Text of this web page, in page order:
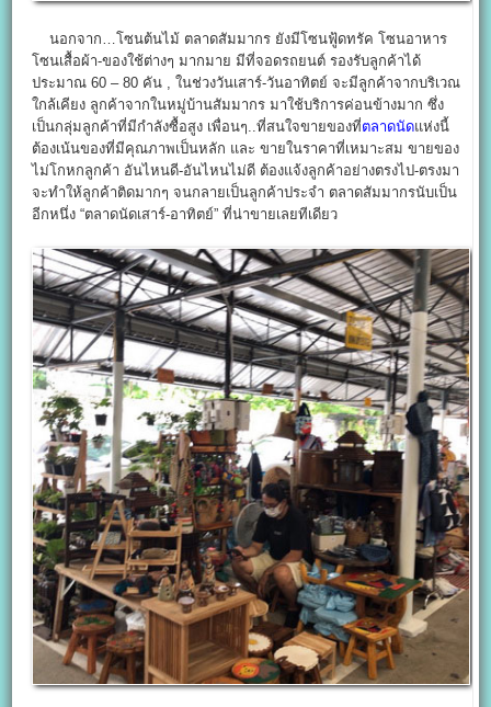
นอกจาก…โซนต้นไม้ ตลาดสัมมากร ยังมีโซนฟู้ดทรัค โซนอาหาร
โซนเสื้อผ้า-ของใช้ต่างๆ มากมาย มีที่จอดรถยนต์ รองรับลูกค้าได้
ประมาณ 60 – 80 คัน , ในช่วงวันเสาร์-วันอาทิตย์ จะมีลูกค้าจากบริเวณ
ใกล้เคียง ลูกค้าจากในหมู่บ้านสัมมากร มาใช้บริการค่อนข้างมาก ซึ่ง
เป็นกลุ่มลูกค้าที่มีกำลังซื้อสูง เพื่อนๆ..ที่สนใจขายของที่ตลาดนัดแห่งนี้
ต้องเน้นของที่มีคุณภาพเป็นหลัก และ ขายในราคาที่เหมาะสม ขายของ
ไม่โกหกลูกค้า อันไหนดี-อันไหนไม่ดี ต้องแจ้งลูกค้าอย่างตรงไป-ตรงมา
จะทำให้ลูกค้าติดมากๆ จนกลายเป็นลูกค้าประจำ ตลาดสัมมากรนับเป็น
อีกหนึ่ง “ตลาดนัดเสาร์-อาทิตย์” ที่น่าขายเลยทีเดียว